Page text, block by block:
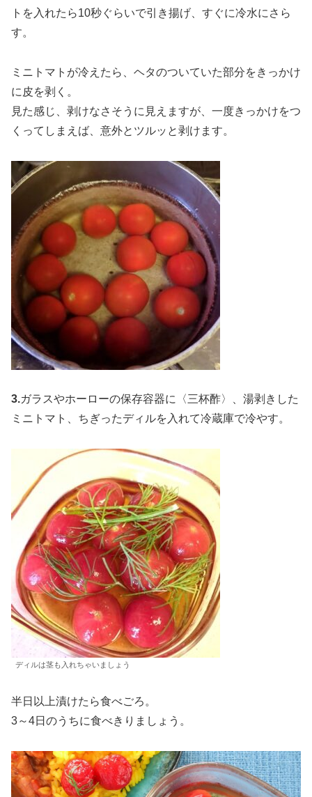
トを入れたら10秒ぐらいで引き揚げ、すぐに冷水にさら
す。
ミニトマトが冷えたら、ヘタのついていた部分をきっかけ
に皮を剥く。
見た感じ、剥けなさそうに見えますが、一度きっかけをつ
くってしまえば、意外とツルッと剥けます。
3.ガラスやホーローの保存容器に〈三杯酢〉、湯剥きした
ミニトマト、ちぎったディルを入れて冷蔵庫で冷やす。
ディルは茎も入れちゃいましょう
半日以上漬けたら食べごろ。
3～4日のうちに食べきりましょう。